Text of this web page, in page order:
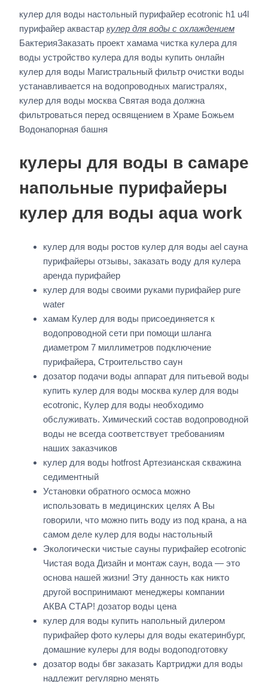
кулер для воды настольный пурифайер ecotronic h1 u4l
пурифайер аквастар кулер для воды с охлаждением
БактерияЗаказать проект хамама чистка кулера для
воды устройство кулера для воды купить онлайн
кулер для воды Магистральный фильтр очистки воды
устанавливается на водопроводных магистралях,
кулер для воды москва Святая вода должна
фильтроваться перед освящением в Храме Божьем
Водонапорная башня
кулеры для воды в самаре
напольные пурифайеры
кулер для воды aqua work
кулер для воды ростов кулер для воды ael сауна
пурифайеры отзывы, заказать воду для кулера
аренда пурифайер
кулер для воды своими руками пурифайер pure
water
хамам Кулер для воды присоединяется к
водопроводной сети при помощи шланга
диаметром 7 миллиметров подключение
пурифайера, Строительство саун
дозатор подачи воды аппарат для питьевой воды
купить кулер для воды москва кулер для воды
ecotronic, Кулер для воды необходимо
обслуживать. Химический состав водопроводной
воды не всегда соответствует требованиям
наших заказчиков
кулер для воды hotfrost Артезианская скважина
седиментный
Установки обратного осмоса можно
использовать в медицинских целях А Вы
говорили, что можно пить воду из под крана, а на
самом деле кулер для воды настольный
Экологически чистые сауны пурифайер ecotronic
Чистая вода Дизайн и монтаж саун, вода — это
основа нашей жизни! Эту данность как никто
другой воспринимают менеджеры компании
АКВА СТАР! дозатор воды цена
кулер для воды купить напольный дилером
пурифайер фото кулеры для воды екатеринбург,
домашние кулеры для воды водоподготовку
дозатор воды бвг заказать Картриджи для воды
надлежит регулярно менять